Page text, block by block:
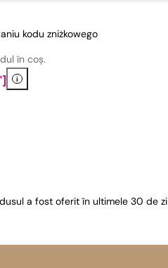
kodu zniżkowego
în coș.
i
a fost oferit în ultimele 30 de